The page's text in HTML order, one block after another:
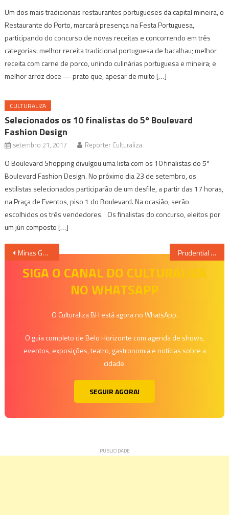
Um dos mais tradicionais restaurantes portugueses da capital mineira, o
Restaurante do Porto, marcará presença na Festa Portuguesa,
participando do concurso de novas receitas e concorrendo em três
categorias: melhor receita tradicional portuguesa de bacalhau; melhor
receita com carne de porco, unindo culinárias portuguesa e mineira; e
melhor arroz doce — prato que, apesar de muito […]
CULTURALIZA
Selecionados os 10 finalistas do 5º Boulevard
Fashion Design
setembro 21, 2017 Reporter Culturaliza
O Boulevard Shopping divulgou uma lista com os 10 finalistas do 5º
Boulevard Fashion Design. No próximo dia 23 de setembro, os
estilistas selecionados participarão de um desfile, a partir das 17 horas,
na Praça de Eventos, piso 1 do Boulevard. Na ocasião, serão
escolhidos os três vendedores. Os finalistas do concurso, eleitos por
um júri composto […]
Navegação
Minas Gerais recebe Burger Fest, maior roteiro gastronômico de hambúrguer do mundo Prudential Concerts 2023 encerra temporada em Belo Horizonte com show da banda Jota Quest acompanhada de orquestra de músicos locais
SIGA O CANAL DO CULTURALIZA
NO WHATSAPP
O Culturaliza BH está agora no WhatsApp.
O guia completo de Belo Horizonte com agenda de shows,
eventos, exposições, teatro, gastronomia e notícias sobre a
cidade.
SEGUIR AGORA!